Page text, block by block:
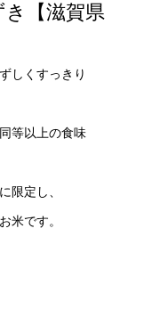
き【滋賀県
しくすっきり
等以上の食味
限定し、
米です。